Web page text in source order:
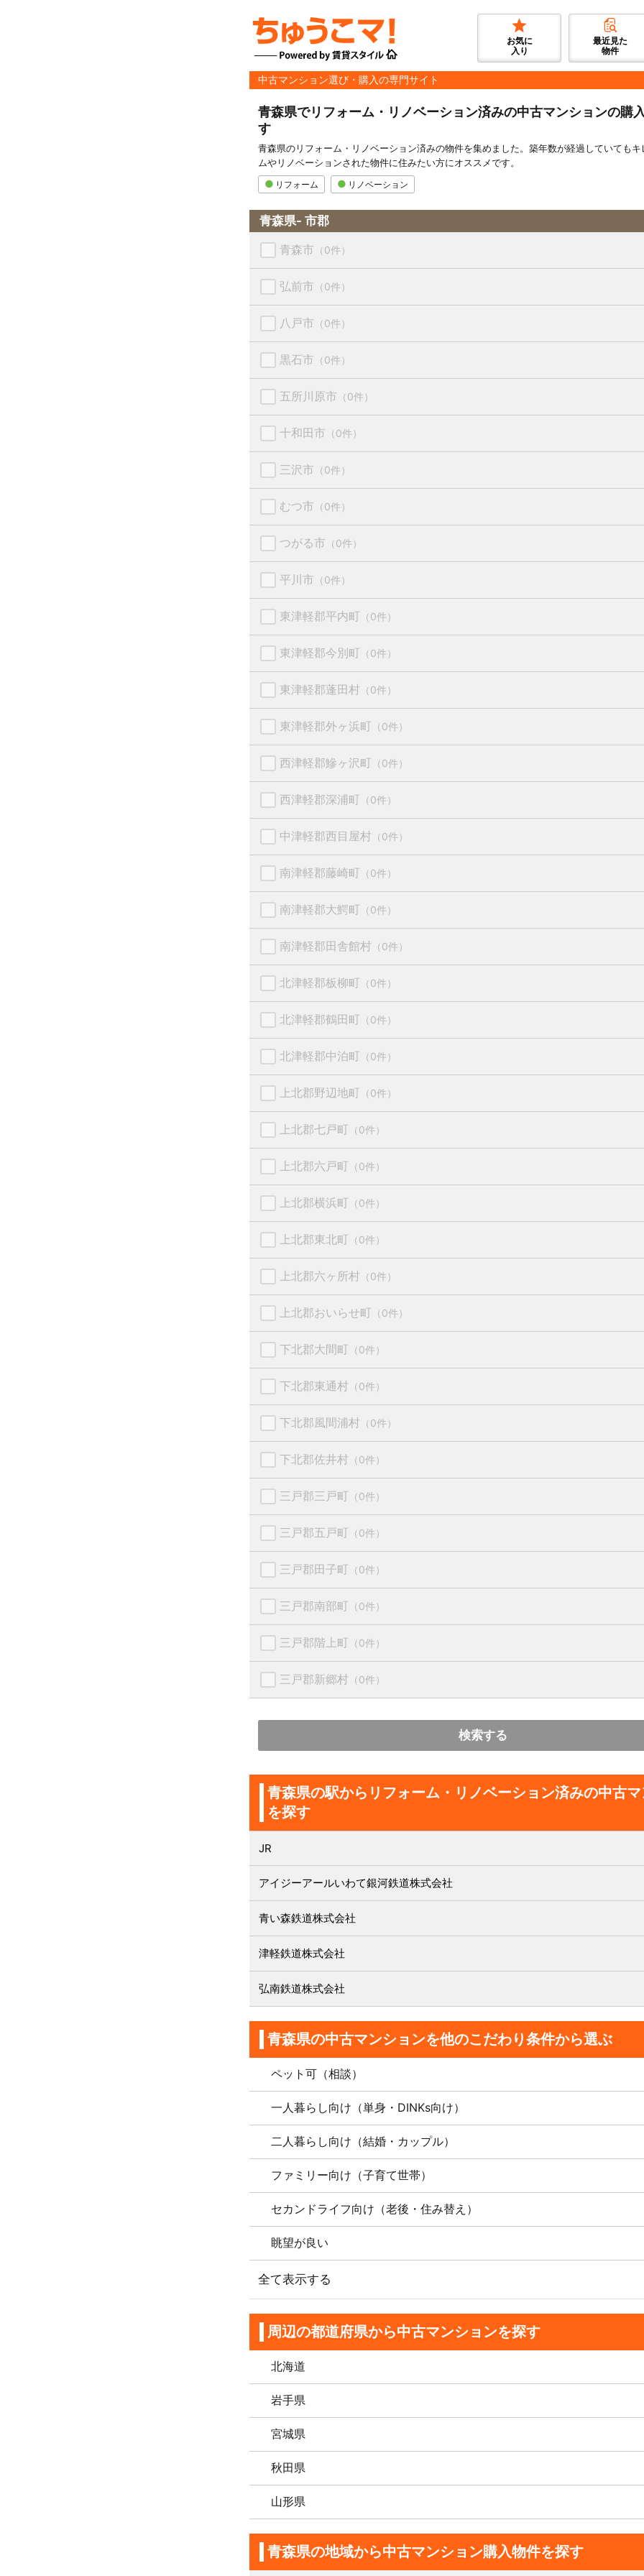
お気に
入り
最近見た
物件
中古マンション選び・購入の専門サイト
青森県でリフォーム・リノベーション済みの中古マンションの購
す
青森県のリフォーム・リノベーション済みの物件を集めました。築年数が経過していても
ムやリノベーションされた物件に住みたい方にオススメです。
リフォーム リノベーション
青森県- 市郡
青森市 （0件）
弘前市 （0件）
八戸市 （0件）
黒石市 （0件）
五所川原市 （0件）
十和田市 （0件）
三沢市 （0件）
むつ市 （0件）
つがる市 （0件）
平川市 （0件）
東津軽郡平内町 （0件）
東津軽郡今別町 （0件）
東津軽郡蓬田村 （0件）
東津軽郡外ヶ浜町 （0件）
西津軽郡鰺ヶ沢町 （0件）
西津軽郡深浦町 （0件）
中津軽郡西目屋村 （0件）
南津軽郡藤崎町 （0件）
南津軽郡大鰐町 （0件）
南津軽郡田舎館村 （0件）
北津軽郡板柳町 （0件）
北津軽郡鶴田町 （0件）
北津軽郡中泊町 （0件）
上北郡野辺地町 （0件）
上北郡七戸町 （0件）
上北郡六戸町 （0件）
上北郡横浜町 （0件）
上北郡東北町 （0件）
上北郡六ヶ所村 （0件）
上北郡おいらせ町 （0件）
下北郡大間町 （0件）
下北郡東通村 （0件）
下北郡風間浦村 （0件）
下北郡佐井村 （0件）
三戸郡三戸町 （0件）
三戸郡五戸町 （0件）
三戸郡田子町 （0件）
三戸郡南部町 （0件）
三戸郡階上町 （0件）
三戸郡新郷村 （0件）
検索する
青森県の駅からリフォーム・リノベーション済みの中古
を探す
JR
アイジーアールいわて銀河鉄道株式会社
青い森鉄道株式会社
津軽鉄道株式会社
弘南鉄道株式会社
青森県の中古マンションを他のこだわり条件から選ぶ
ペット可（相談）
一人暮らし向け（単身・DINKs向け）
二人暮らし向け（結婚・カップル）
ファミリー向け（子育て世帯）
セカンドライフ向け（老後・住み替え）
眺望が良い
全て表示する
周辺の都道府県から中古マンションを探す
北海道
岩手県
宮城県
秋田県
山形県
青森県の地域から中古マンション購入物件を探す